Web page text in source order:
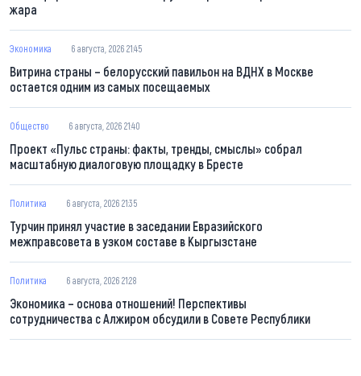
жара
Экономика 6 августа, 2026 21:45
Витрина страны – белорусский павильон на ВДНХ в Москве
остается одним из самых посещаемых
Общество 6 августа, 2026 21:40
Проект «Пульс страны: факты, тренды, смыслы» собрал
масштабную диалоговую площадку в Бресте
Политика 6 августа, 2026 21:35
Турчин принял участие в заседании Евразийского
межправсовета в узком составе в Кыргызстане
Политика 6 августа, 2026 21:28
Экономика – основа отношений! Перспективы
сотрудничества с Алжиром обсудили в Совете Республики